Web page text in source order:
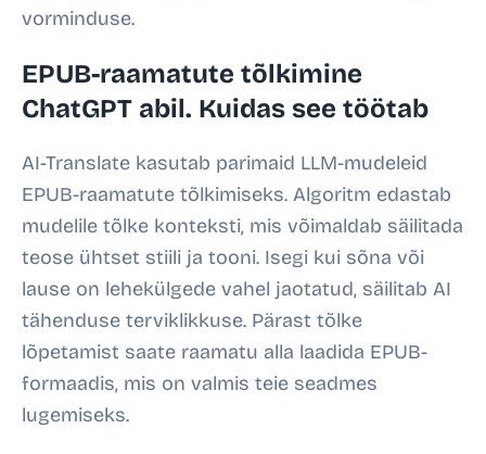
vorminduse.
EPUB-raamatute tõlkimine
ChatGPT abil. Kuidas see töötab
AI-Translate kasutab parimaid LLM-mudeleid
EPUB-raamatute tõlkimiseks. Algoritm edastab
mudelile tõlke konteksti, mis võimaldab säilitada
teose ühtset stiili ja tooni. Isegi kui sõna või
lause on lehekülgede vahel jaotatud, säilitab AI
tähenduse terviklikkuse. Pärast tõlke
lõpetamist saate raamatu alla laadida EPUB-
formaadis, mis on valmis teie seadmes
lugemiseks.